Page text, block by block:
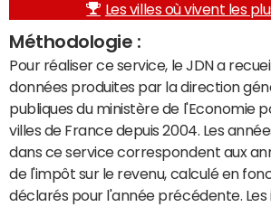
Les villes où vivent les
Méthodologie :
Pour réaliser ce service, le JDN a
données produites par la direction
publiques du ministère de l'Economie
villes de France depuis 2004. Les
dans ce service correspondent aux
de l'impôt sur le revenu, calculé en
déclarés pour l'année précédente.